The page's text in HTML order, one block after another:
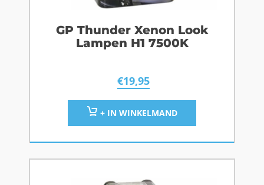
GP Thunder Xenon Look
Lampen H1 7500K
€19,95
+ IN WINKELMAND